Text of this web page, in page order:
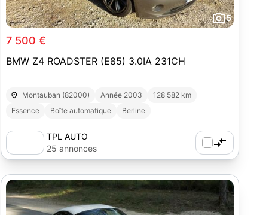
5
7 500 €
BMW Z4 ROADSTER (E85) 3.0IA 231CH
Montauban (82000) Année 2003
128 582 km
Essence
Boîte automatique Berline
TPL AUTO
25 annonces